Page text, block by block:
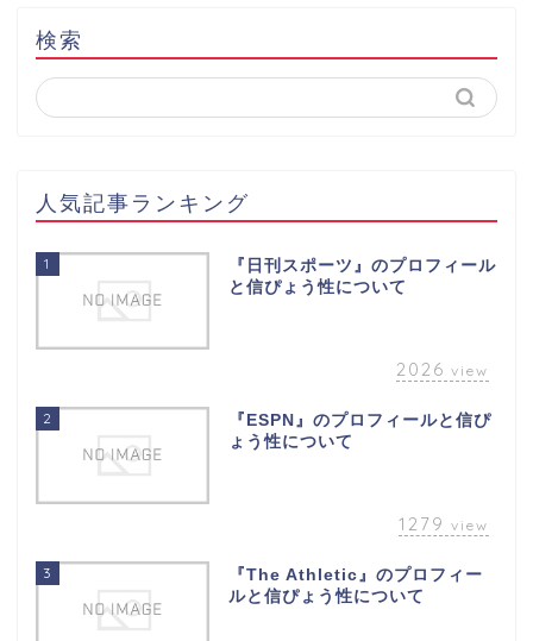
検索
人気記事ランキング
1
『日刊スポーツ』のプロフィール
と信ぴょう性について
2026 view
2
『ESPN』のプロフィールと信ぴ
ょう性について
1279 view
3
『The Athletic』のプロフィー
ルと信ぴょう性について